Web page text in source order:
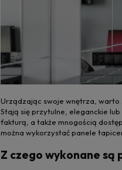
Urządzając swoje wnętrza, warto
Stają się przytulne, eleganckie
fakturą, a także mnogością
można wykorzystać panele
Z czego wykonane